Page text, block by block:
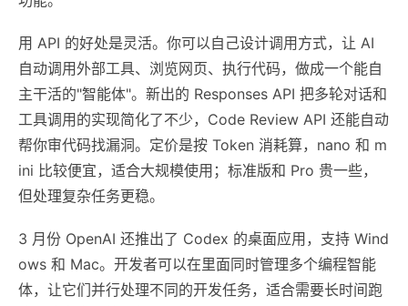
用 API 的好处是灵活。你可以自己设计调用方式，让 AI
自动调用外部工具、浏览网页、执行代码，做成一个能自
主干活的"智能体"。新出的 Responses API 把多轮对话和
工具调用的实现简化了不少，Code Review API 还能自动
帮你审代码找漏洞。定价是按 Token 消耗算，nano 和 m
ini 比较便宜，适合大规模使用；标准版和 Pro 贵一些，
但处理复杂任务更稳。
3 月份 OpenAI 还推出了 Codex 的桌面应用，支持 Wind
ows 和 Mac。开发者可以在里面同时管理多个编程智能
体，让它们并行处理不同的开发任务，适合需要长时间跑